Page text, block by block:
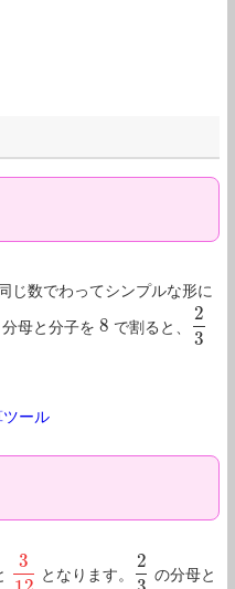
じ数でわってシンプルな形に
母と分子を 8
8 で割ると、
2
3
23
ール
3
312 となります。
2
23 の分母と